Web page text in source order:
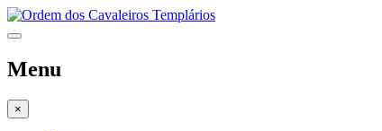
Menu
×